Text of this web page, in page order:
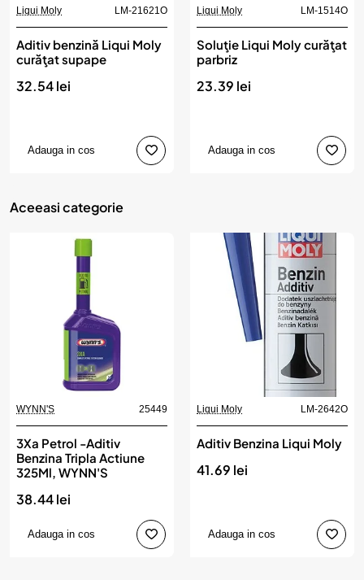
Liqui Moly LM-21621O
Aditiv benzină Liqui Moly
curăţat supape
32.54 lei
Adauga in cos
Liqui Moly LM-1514O
Soluţie Liqui Moly curăţat
parbriz
23.39 lei
Adauga in cos
Aceeasi categorie
WYNN'S 25449
3Xa Petrol -Aditiv
Benzina Tripla Actiune
325Ml, WYNN'S
38.44 lei
Adauga in cos
Liqui Moly LM-2642O
Aditiv Benzina Liqui Moly
41.69 lei
Adauga in cos